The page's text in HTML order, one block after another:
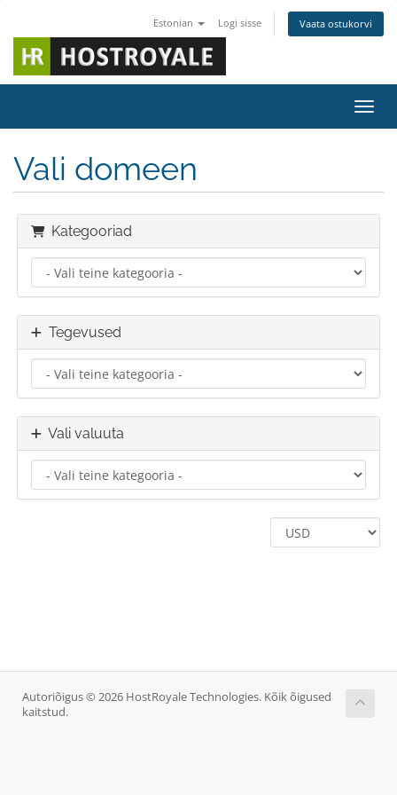
Estonian Logi sisse Vaata ostukorvi
Vali domeen
Kategooriad
Tegevused
Vali valuuta
Autoriõigus © 2026 HostRoyale Technologies. Kõik õigused
kaitstud.